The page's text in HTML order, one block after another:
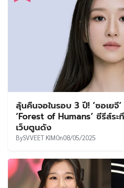
ลุ้นคืนจอในรอบ 3 ปี! ‘ซอเยจี
‘Forest of Humans’ ซีรีส์
เว็บตูนดัง
BySVVEET KIMOn08/05/2025